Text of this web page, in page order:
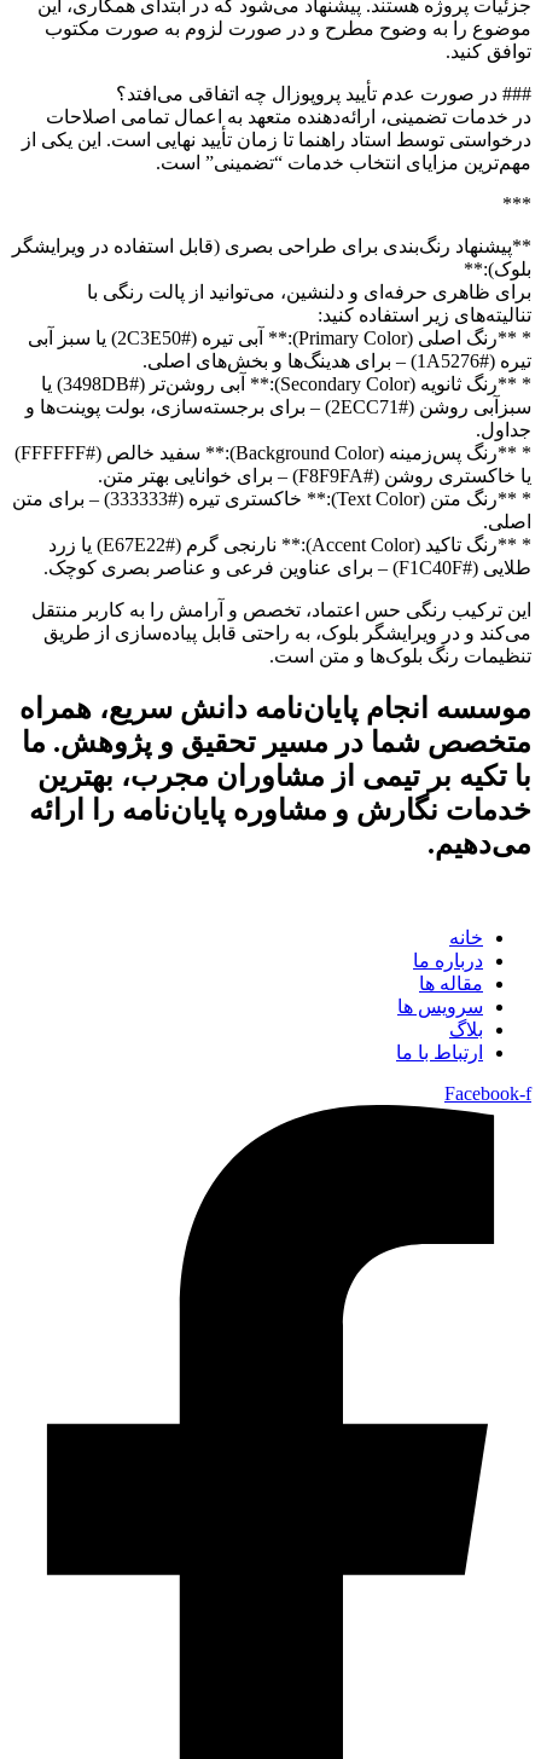
جزئیات پروژه هستند. پیشنهاد می‌شود که در ابتدای همکاری، این
موضوع را به وضوح مطرح و در صورت لزوم به صورت مکتوب
توافق کنید.
### در صورت عدم تأیید پروپوزال چه اتفاقی می‌افتد؟
در خدمات تضمینی، ارائه‌دهنده متعهد به اعمال تمامی اصلاحات
درخواستی توسط استاد راهنما تا زمان تأیید نهایی است. این یکی از
مهم‌ترین مزایای انتخاب خدمات “تضمینی” است.
***
**پیشنهاد رنگ‌بندی برای طراحی بصری (قابل استفاده در ویرایشگر
بلوک):**
برای ظاهری حرفه‌ای و دلنشین، می‌توانید از پالت رنگی با
تنالیته‌های زیر استفاده کنید:
* **رنگ اصلی (Primary Color):** آبی تیره (#2C3E50) یا سبز آبی
تیره (#1A5276) – برای هدینگ‌ها و بخش‌های اصلی.
* **رنگ ثانویه (Secondary Color):** آبی روشن‌تر (#3498DB) یا
سبزآبی روشن (#2ECC71) – برای برجسته‌سازی، بولت پوینت‌ها و
جداول.
* **رنگ پس‌زمینه (Background Color):** سفید خالص (#FFFFFF)
یا خاکستری روشن (#F8F9FA) – برای خوانایی بهتر متن.
* **رنگ متن (Text Color):** خاکستری تیره (#333333) – برای متن
اصلی.
* **رنگ تاکید (Accent Color):** نارنجی گرم (#E67E22) یا زرد
طلایی (#F1C40F) – برای عناوین فرعی و عناصر بصری کوچک.
این ترکیب رنگی حس اعتماد، تخصص و آرامش را به کاربر منتقل
می‌کند و در ویرایشگر بلوک، به راحتی قابل پیاده‌سازی از طریق
تنظیمات رنگ بلوک‌ها و متن است.
موسسه انجام پایان‌نامه دانش سریع، همراه
متخصص شما در مسیر تحقیق و پژوهش. ما
با تکیه بر تیمی از مشاوران مجرب، بهترین
خدمات نگارش و مشاوره پایان‌نامه را ارائه
می‌دهیم.
خانه
درباره ما
مقاله ها
سرویس ها
بلاگ
ارتباط با ما
Facebook-f